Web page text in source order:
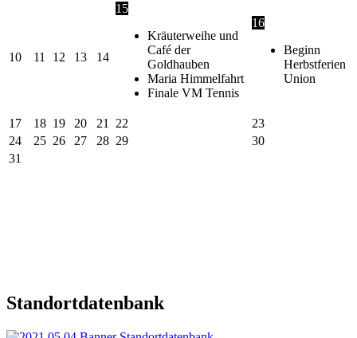
10 11 12 13 14
15
Kräuterweihe und
Café der
Goldhauben
Maria Himmelfahrt
Finale VM Tennis
16
Beginn
Herbstferien
Union
17 18 19 20 21 22
23
24
25 26 27 28 29
30
31
Standortdatenbank